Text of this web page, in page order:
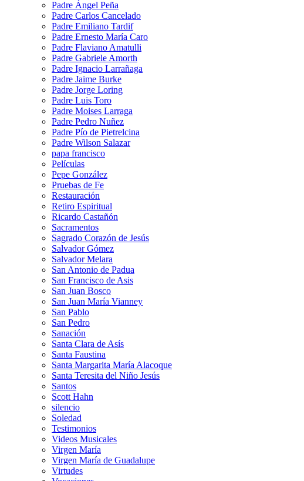
Padre Ángel Peña
Padre Carlos Cancelado
Padre Emiliano Tardif
Padre Ernesto María Caro
Padre Flaviano Amatulli
Padre Gabriele Amorth
Padre Ignacio Larrañaga
Padre Jaime Burke
Padre Jorge Loring
Padre Luis Toro
Padre Moises Larraga
Padre Pedro Nuñez
Padre Pío de Pietrelcina
Padre Wilson Salazar
papa francisco
Películas
Pepe González
Pruebas de Fe
Restauración
Retiro Espiritual
Ricardo Castañón
Sacramentos
Sagrado Corazón de Jesús
Salvador Gómez
Salvador Melara
San Antonio de Padua
San Francisco de Asis
San Juan Bosco
San Juan María Vianney
San Pablo
San Pedro
Sanación
Santa Clara de Asís
Santa Faustina
Santa Margarita María Alacoque
Santa Teresita del Niño Jesús
Santos
Scott Hahn
silencio
Soledad
Testimonios
Videos Musicales
Virgen María
Virgen María de Guadalupe
Virtudes